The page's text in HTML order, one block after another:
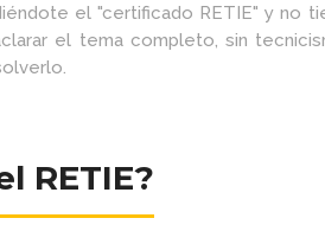
el "certificado RETIE" y no
el tema completo, sin
RETIE?